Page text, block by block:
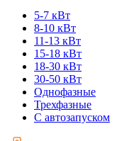
5-7 кВт
8-10 кВт
11-13 кВт
15-18 кВт
18-30 кВт
30-50 кВт
Однофазные
Трехфазные
С автозапуском